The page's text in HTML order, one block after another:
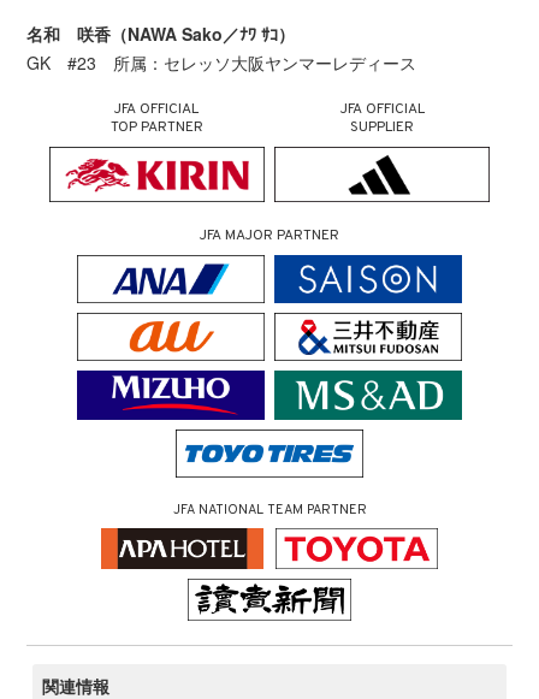
名和 咲香（NAWA Sako／ﾅﾜ ｻｺ）
GK #23 所属：セレッソ大阪ヤンマーレディース
JFA OFFICIAL
TOP PARTNER
JFA OFFICIAL
SUPPLIER
JFA MAJOR PARTNER
JFA NATIONAL TEAM PARTNER
関連情報